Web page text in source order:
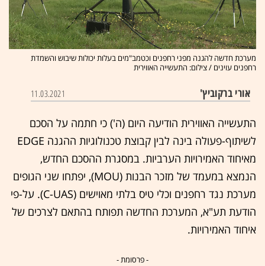
מערכת חדשה להגנה מפני רחפנים וכטמב"מים בעלות יכולות שיבוש והשמדת
רחפנים עוינים / צילום: התעשייה האווירית
אורי ברקוביץ' 11.03.2021
התעשייה האווירית הודיעה היום (ה') כי חתמה על הסכם
לשיתוף-פעולה בינה לבין קבוצת טכנולוגיות ההגנה EDGE
מאיחוד האמירויות הערביות. במסגרת ההסכם החדש,
הנמצא במעמד של מזכר הבנות (MOU), יפתחו שני הגופים
מערכת נגד רחפנים וכלי טיס בלתי מאוישים (C-UAS). על-פי
הודעת תע"א, המערכת החדשה תפותח בהתאם לצרכים של
איחוד האמירויות.
- פרסומת -